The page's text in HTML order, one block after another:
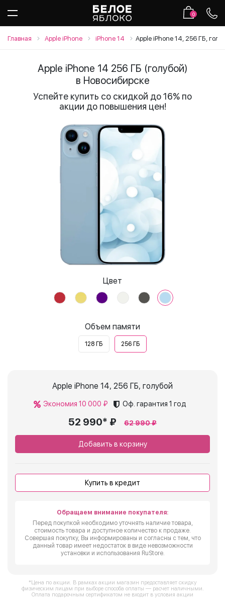
0
Главная Apple iPhone iPhone 14 Apple iPhone 14, 256 ГБ,
Apple iPhone 14 256 ГБ (голубой)
в Новосибирске
Успейте купить со скидкой до 16% по
акции до повышения цен!
Цвет
Объем памяти
128 ГБ 256 ГБ
Apple iPhone 14, 256 ГБ, голубой
Экономия 10 000 ₽ Оф. гарантия 1 год
52 990* ₽ 62 990 ₽
Добавить в корзину
Купить в кредит
Обращаем внимание покупателя:
Перед покупкой необходимо уточнять наличие товара,
стоимость товара и доступное количество к продаже.
Совершая покупку, Вы информированы и согласны с тем, что
данный товар имеет недостаток в виде невозможности
установки и использования RuStore.
*Цена по акции. В рамках акции магазин предоставляет скидку
физическим лицам при выборе способа оплаты — расчет наличными.
Оплата подарочным сертификатом не входит в условия акции